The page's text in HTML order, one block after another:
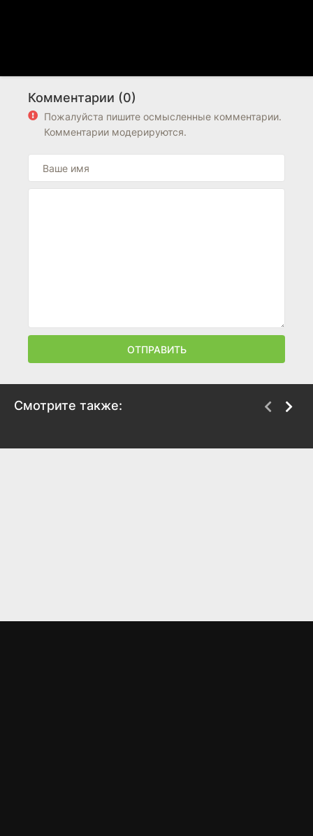
Комментарии (0)
Пожалуйста пишите осмысленные комментарии.
Комментарии модерируются.
ОТПРАВИТЬ
Смотрите также: